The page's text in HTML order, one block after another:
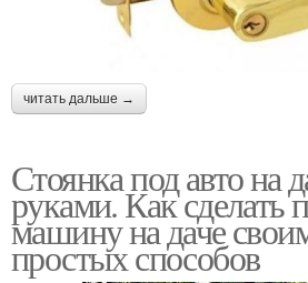
читать дальше →
Стоянка под авто на
руками. Как сделать
машину на даче
простых способов